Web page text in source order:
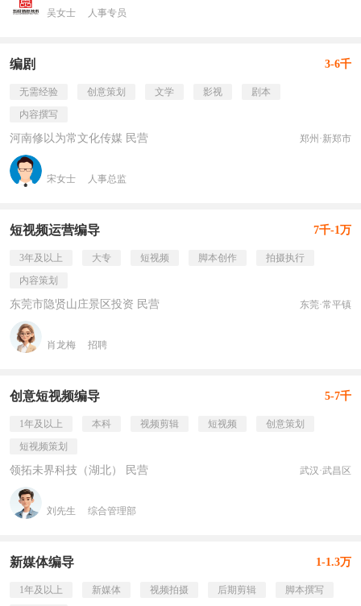
吴女士 人事专员
编剧 3-6千
无需经验 创意策划 文学 影视
剧本
内容撰写
河南修以为常文化传媒 民营 郑州·新郑市
宋女士 人事总监
短视频运营编导 7千-1万
3年及以上 大专 短视频 脚本创作
拍摄执行
内容策划
东莞市隐贤山庄景区投资 民营 东莞·常平镇
肖龙梅 招聘
创意短视频编导 5-7千
1年及以上 本科 视频剪辑 短视频
创意策划
短视频策划
领拓未界科技（湖北） 民营 武汉·武昌区
刘先生 综合管理部
新媒体编导 1-1.3万
1年及以上 新媒体 视频拍摄 后期剪辑
脚本撰写